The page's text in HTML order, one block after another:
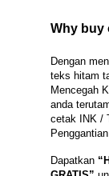
Why buy
Dengan
teks hitam
Mencegah
anda
cetak INK /
Dapatkan